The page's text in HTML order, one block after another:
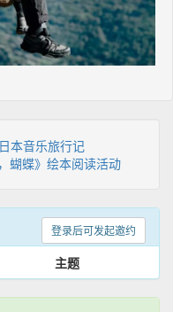
本音乐旅行记
蝴蝶》绘本阅读活动
登录后可发起邀约
主题